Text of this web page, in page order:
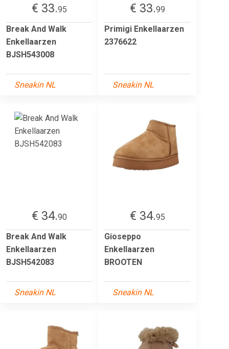
€ 33.95
Break And Walk
Enkellaarzen
BJSH543008
Sneakin NL
€ 33.99
Primigi Enkellaarzen
2376622
Sneakin NL
€ 34.90
Break And Walk
Enkellaarzen
BJSH542083
Sneakin NL
€ 34.95
Gioseppo
Enkellaarzen
BROOTEN
Sneakin NL